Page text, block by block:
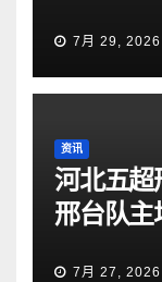
7月 29, 2026
资讯
河北五超
邢台队主
7月 27, 2026